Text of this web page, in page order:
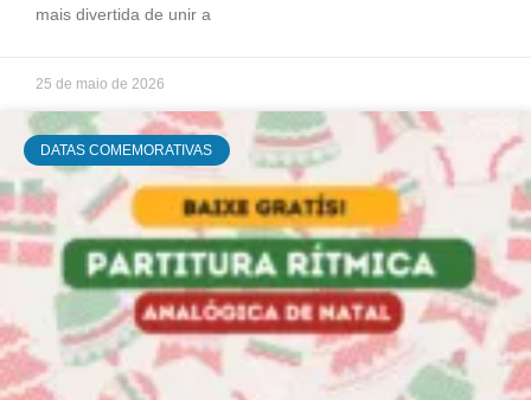
mais divertida de unir a
25 de maio de 2026
DATAS COMEMORATIVAS